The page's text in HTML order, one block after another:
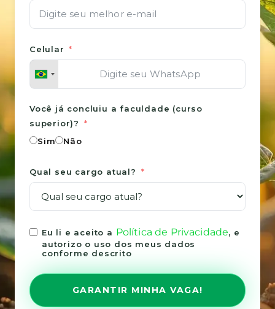
Celular
Você já concluiu a faculdade (curso
superior)?
Sim
Não
Qual seu cargo atual?
Eu li e aceito a Política de Privacidade, e
autorizo o uso dos meus dados
conforme descrito
GARANTIR MINHA VAGA!